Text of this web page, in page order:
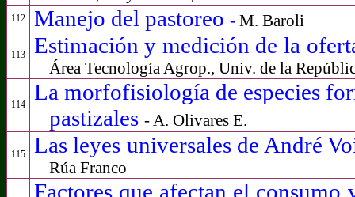
112 Manejo del pastoreo -M. Baroli
113 Estimación y medición de la
Área Tecnología Agrop., Univ. de la
114
La morfofisiología de especies
pastizales - A. Olivares E.
115 Las leyes universales de André
Rúa Franco
Factores que afectan el